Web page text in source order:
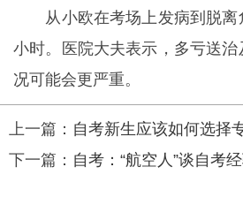
从小欧在考场上发病到脱离
小时。医院大夫表示，多亏送
况可能会更严重。
上一篇： 自考新生应该如何选择
下一篇： 自考：“航空人”谈自考